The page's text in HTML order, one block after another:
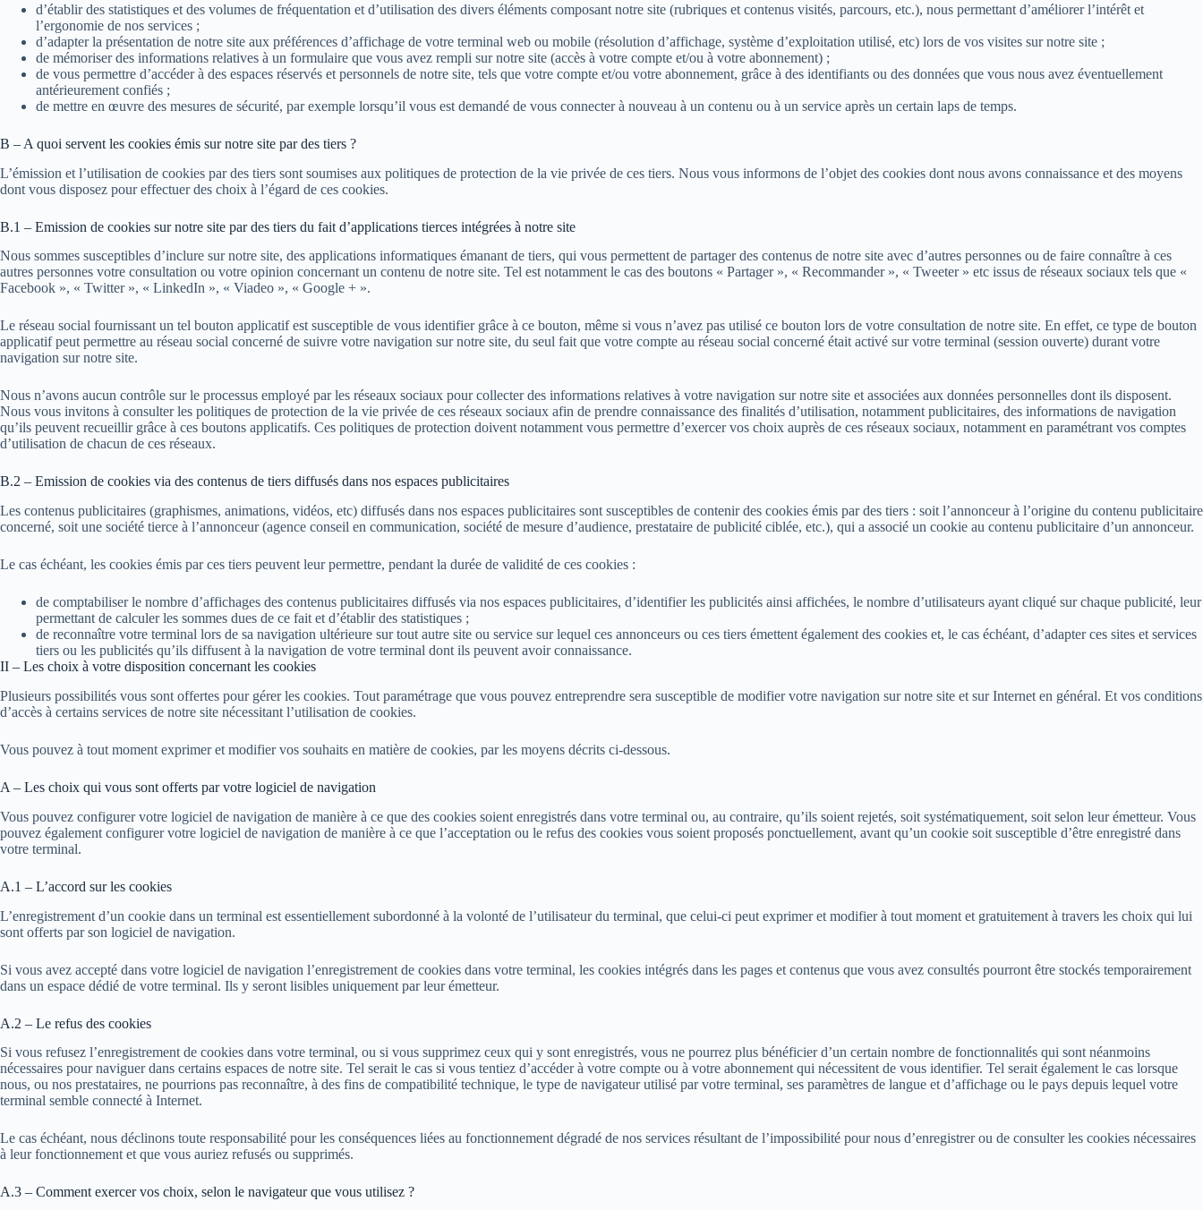
d’établir des statistiques et des volumes de fréquentation et d’utilisation des divers éléments composant notre site (rubriques et contenus visités, parcours, etc.), nous permettant d’améliorer l’intérêt et
l’ergonomie de nos services ;
d’adapter la présentation de notre site aux préférences d’affichage de votre terminal web ou mobile (résolution d’affichage, système d’exploitation utilisé, etc) lors de vos visites sur notre site ;
de mémoriser des informations relatives à un formulaire que vous avez rempli sur notre site (accès à votre compte et/ou à votre abonnement) ;
de vous permettre d’accéder à des espaces réservés et personnels de notre site, tels que votre compte et/ou votre abonnement, grâce à des identifiants ou des données que vous nous avez éventuellement
antérieurement confiés ;
de mettre en œuvre des mesures de sécurité, par exemple lorsqu’il vous est demandé de vous connecter à nouveau à un contenu ou à un service après un certain laps de temps.
B – A quoi servent les cookies émis sur notre site par des tiers ?
L’émission et l’utilisation de cookies par des tiers sont soumises aux politiques de protection de la vie privée de ces tiers. Nous vous informons de l’objet des cookies dont nous avons connaissance et des moyens
dont vous disposez pour effectuer des choix à l’égard de ces cookies.
B.1 – Emission de cookies sur notre site par des tiers du fait d’applications tierces intégrées à notre site
Nous sommes susceptibles d’inclure sur notre site, des applications informatiques émanant de tiers, qui vous permettent de partager des contenus de notre site avec d’autres personnes ou de faire connaître à ces
autres personnes votre consultation ou votre opinion concernant un contenu de notre site. Tel est notamment le cas des boutons « Partager », « Recommander », « Tweeter » etc issus de réseaux sociaux tels que «
Facebook », « Twitter », « LinkedIn », « Viadeo », « Google + ».
Le réseau social fournissant un tel bouton applicatif est susceptible de vous identifier grâce à ce bouton, même si vous n’avez pas utilisé ce bouton lors de votre consultation de notre site. En effet, ce type de bouton
applicatif peut permettre au réseau social concerné de suivre votre navigation sur notre site, du seul fait que votre compte au réseau social concerné était activé sur votre terminal (session ouverte) durant votre
navigation sur notre site.
Nous n’avons aucun contrôle sur le processus employé par les réseaux sociaux pour collecter des informations relatives à votre navigation sur notre site et associées aux données personnelles dont ils disposent.
Nous vous invitons à consulter les politiques de protection de la vie privée de ces réseaux sociaux afin de prendre connaissance des finalités d’utilisation, notamment publicitaires, des informations de navigation
qu’ils peuvent recueillir grâce à ces boutons applicatifs. Ces politiques de protection doivent notamment vous permettre d’exercer vos choix auprès de ces réseaux sociaux, notamment en paramétrant vos comptes
d’utilisation de chacun de ces réseaux.
B.2 – Emission de cookies via des contenus de tiers diffusés dans nos espaces publicitaires
Les contenus publicitaires (graphismes, animations, vidéos, etc) diffusés dans nos espaces publicitaires sont susceptibles de contenir des cookies émis par des tiers : soit l’annonceur à l’origine du contenu publicitaire
concerné, soit une société tierce à l’annonceur (agence conseil en communication, société de mesure d’audience, prestataire de publicité ciblée, etc.), qui a associé un cookie au contenu publicitaire d’un annonceur.
Le cas échéant, les cookies émis par ces tiers peuvent leur permettre, pendant la durée de validité de ces cookies :
de comptabiliser le nombre d’affichages des contenus publicitaires diffusés via nos espaces publicitaires, d’identifier les publicités ainsi affichées, le nombre d’utilisateurs ayant cliqué sur chaque publicité, leur
permettant de calculer les sommes dues de ce fait et d’établir des statistiques ;
de reconnaître votre terminal lors de sa navigation ultérieure sur tout autre site ou service sur lequel ces annonceurs ou ces tiers émettent également des cookies et, le cas échéant, d’adapter ces sites et services
tiers ou les publicités qu’ils diffusent à la navigation de votre terminal dont ils peuvent avoir connaissance.
II – Les choix à votre disposition concernant les cookies
Plusieurs possibilités vous sont offertes pour gérer les cookies. Tout paramétrage que vous pouvez entreprendre sera susceptible de modifier votre navigation sur notre site et sur Internet en général. Et vos conditions
d’accès à certains services de notre site nécessitant l’utilisation de cookies.
Vous pouvez à tout moment exprimer et modifier vos souhaits en matière de cookies, par les moyens décrits ci-dessous.
A – Les choix qui vous sont offerts par votre logiciel de navigation
Vous pouvez configurer votre logiciel de navigation de manière à ce que des cookies soient enregistrés dans votre terminal ou, au contraire, qu’ils soient rejetés, soit systématiquement, soit selon leur émetteur. Vous
pouvez également configurer votre logiciel de navigation de manière à ce que l’acceptation ou le refus des cookies vous soient proposés ponctuellement, avant qu’un cookie soit susceptible d’être enregistré dans
votre terminal.
A.1 – L’accord sur les cookies
L’enregistrement d’un cookie dans un terminal est essentiellement subordonné à la volonté de l’utilisateur du terminal, que celui-ci peut exprimer et modifier à tout moment et gratuitement à travers les choix qui lui
sont offerts par son logiciel de navigation.
Si vous avez accepté dans votre logiciel de navigation l’enregistrement de cookies dans votre terminal, les cookies intégrés dans les pages et contenus que vous avez consultés pourront être stockés temporairement
dans un espace dédié de votre terminal. Ils y seront lisibles uniquement par leur émetteur.
A.2 – Le refus des cookies
Si vous refusez l’enregistrement de cookies dans votre terminal, ou si vous supprimez ceux qui y sont enregistrés, vous ne pourrez plus bénéficier d’un certain nombre de fonctionnalités qui sont néanmoins
nécessaires pour naviguer dans certains espaces de notre site. Tel serait le cas si vous tentiez d’accéder à votre compte ou à votre abonnement qui nécessitent de vous identifier. Tel serait également le cas lorsque
nous, ou nos prestataires, ne pourrions pas reconnaître, à des fins de compatibilité technique, le type de navigateur utilisé par votre terminal, ses paramètres de langue et d’affichage ou le pays depuis lequel votre
terminal semble connecté à Internet.
Le cas échéant, nous déclinons toute responsabilité pour les conséquences liées au fonctionnement dégradé de nos services résultant de l’impossibilité pour nous d’enregistrer ou de consulter les cookies nécessaires
à leur fonctionnement et que vous auriez refusés ou supprimés.
A.3 – Comment exercer vos choix, selon le navigateur que vous utilisez ?